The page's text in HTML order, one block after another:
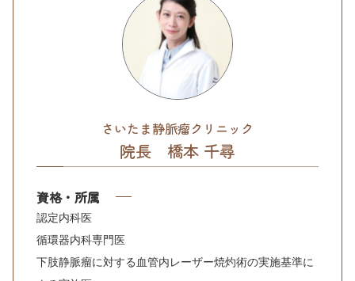
さいたま静脈瘤クリニック
院長 橋本 千尋
資格・所属
認定内科医
循環器内科専門医
下肢静脈瘤に対する血管内レーザー焼灼術の実施基準に